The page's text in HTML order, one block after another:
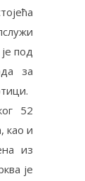
под
за
52
као и
из
је